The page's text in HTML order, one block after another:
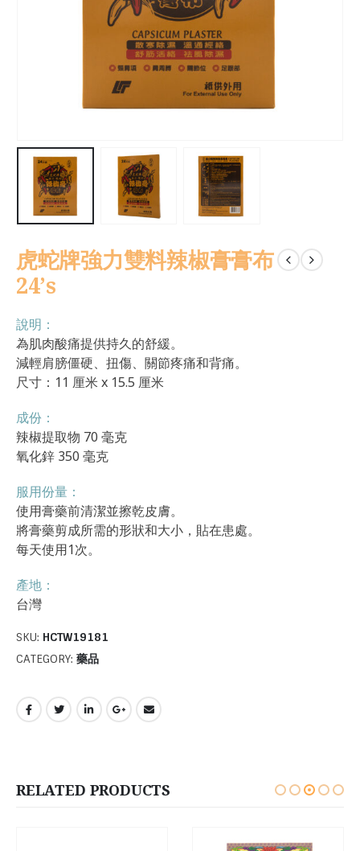
虎蛇牌強力雙料辣椒膏膏布
24’s
說明：
為肌肉酸痛提供持久的舒緩。
減輕肩膀僵硬、扭傷、關節疼痛和背痛。
尺寸：11 厘米 x 15.5 厘米
成份：
辣椒提取物 70 毫克
氧化鋅 350 毫克
服用份量：
使用膏藥前清潔並擦乾皮膚。
將膏藥剪成所需的形狀和大小，貼在患處。
每天使用1次。
產地：
台灣
SKU: HCTW19181
CATEGORY: 藥品
RELATED PRODUCTS